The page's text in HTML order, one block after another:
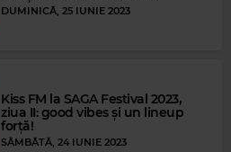
DUMINICĂ, 25 IUNIE 2023
Kiss FM la SAGA Festival 2023,
ziua II: good vibes și un lineup
forță!
SÂMBĂTĂ, 24 IUNIE 2023